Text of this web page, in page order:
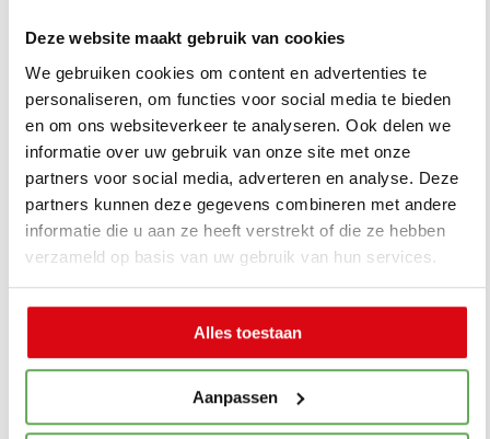
Deze website maakt gebruik van cookies
We gebruiken cookies om content en advertenties te
personaliseren, om functies voor social media te bieden
en om ons websiteverkeer te analyseren. Ook delen we
informatie over uw gebruik van onze site met onze
partners voor social media, adverteren en analyse. Deze
partners kunnen deze gegevens combineren met andere
informatie die u aan ze heeft verstrekt of die ze hebben
verzameld op basis van uw gebruik van hun services.
Alles toestaan
Aanpassen
Een verzorgde tuin, nette bestrating en goed
onderhouden erfafscheiding maken een
woning aantrekkelijker nog voordat iemand
binnen is.
Vooral in de lente en zomer kan een mooie
tuin veel bijdragen aan de uitstraling van een
woning.
Slimme indeling en
afwerking